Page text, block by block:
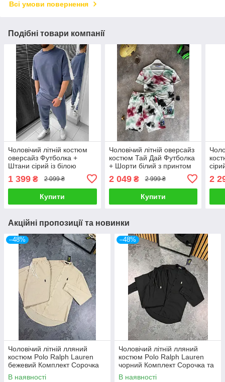
Всі умови повернення
Подібні товари компанії
Чоловічий літній костюм
оверсайз Футболка +
Штани сірий із білою
костюм на літо
1 399 ₴ 2 099 ₴
Купити
Чоловічий літній оверсайз
костюм Тай Дай Футболка
+ Шорти білий з принтом
літо
2 049₴ 2 999 ₴
Купити
2
Акційні пропозиції та новинки
–48%
Чоловічий літній лляний
костюм Polo Ralph Lauren
бежевий Комплект Сорочка
та Штани на літо
В наявності
–48%
Чоловічий літній лляний
костюм Polo Ralph Lauren
чорний Комплект Сорочка та
Штани на літо
В наявності